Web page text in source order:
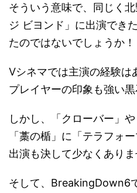
そういう意味で、同じく
ジ ビヨンド」に出演でき
たのではないでしょうか！
Vシネマでは主演の経験は
プレイヤーの印象も強い黒
しかし、「クローバー」
「藁の楯」に「テラフォ
出演も決して少なくありま
そして、BreakingDown6